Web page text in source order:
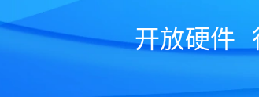
开放硬件